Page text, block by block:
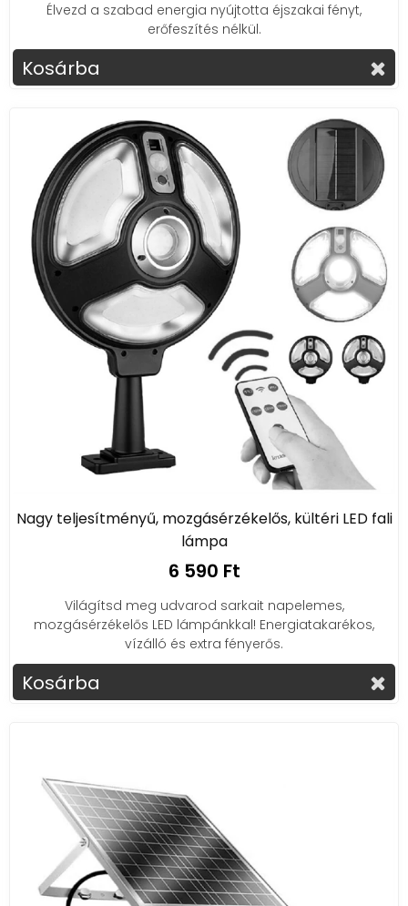
Élvezd a szabad energia nyújtotta éjszakai fényt,
erőfeszítés nélkül.
Kosárba
Nagy teljesítményű, mozgásérzékelős, kültéri LED fali
lámpa
6 590 Ft
Világítsd meg udvarod sarkait napelemes,
mozgásérzékelős LED lámpánkkal! Energiatakarékos,
vízálló és extra fényerős.
Kosárba